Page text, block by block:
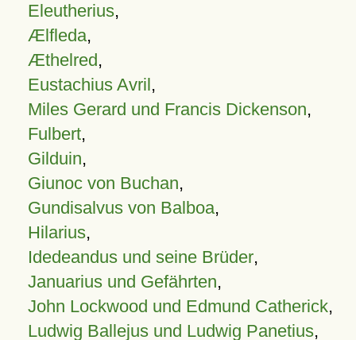
Eleutherius,
Ælfleda,
Æthelred,
Eustachius Avril,
Miles Gerard und Francis Dickenson,
Fulbert,
Gilduin,
Giunoc von Buchan,
Gundisalvus von Balboa,
Hilarius,
Idedeandus und seine Brüder,
Januarius und Gefährten,
John Lockwood und Edmund Catherick,
Ludwig Ballejus und Ludwig Panetius,